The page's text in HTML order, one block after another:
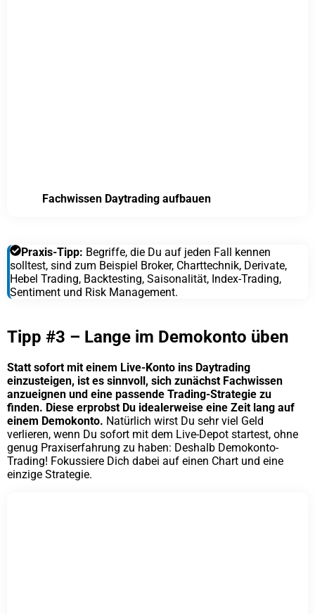
Fachwissen Daytrading aufbauen
Praxis-Tipp: Begriffe, die Du auf jeden Fall kennen
solltest, sind zum Beispiel Broker, Charttechnik, Derivate,
Hebel Trading, Backtesting, Saisonalität, Index-Trading,
Sentiment und Risk Management.
Tipp #3 – Lange im Demokonto üben
Statt sofort mit einem Live-Konto ins Daytrading
einzusteigen, ist es sinnvoll, sich zunächst Fachwissen
anzueignen und eine passende Trading-Strategie zu
finden. Diese erprobst Du idealerweise eine Zeit lang auf
einem Demokonto. Natürlich wirst Du sehr viel Geld
verlieren, wenn Du sofort mit dem Live-Depot startest, ohne
genug Praxiserfahrung zu haben: Deshalb Demokonto-
Trading! Fokussiere Dich dabei auf einen Chart und eine
einzige Strategie.